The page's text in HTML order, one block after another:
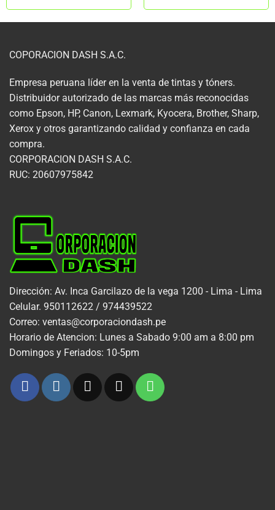
COPORACION DASH S.A.C.
Empresa peruana líder en la venta de tintas y tóners.
Distribuidor autorizado de las marcas más reconocidas
como Epson, HP, Canon, Lexmark, Kyocera, Brother, Sharp,
Xerox y otros garantizando calidad y confianza en cada
compra.
CORPORACION DASH S.A.C.
RUC: 20607975842
Dirección: Av. Inca Garcilazo de la vega 1200 - Lima - Lima
Celular. 950112622 / 974439522
Correo: ventas@corporaciondash.pe
Horario de Atencion: Lunes a Sabado 9:00 am a 8:00 pm
Domingos y Feriados: 10-5pm